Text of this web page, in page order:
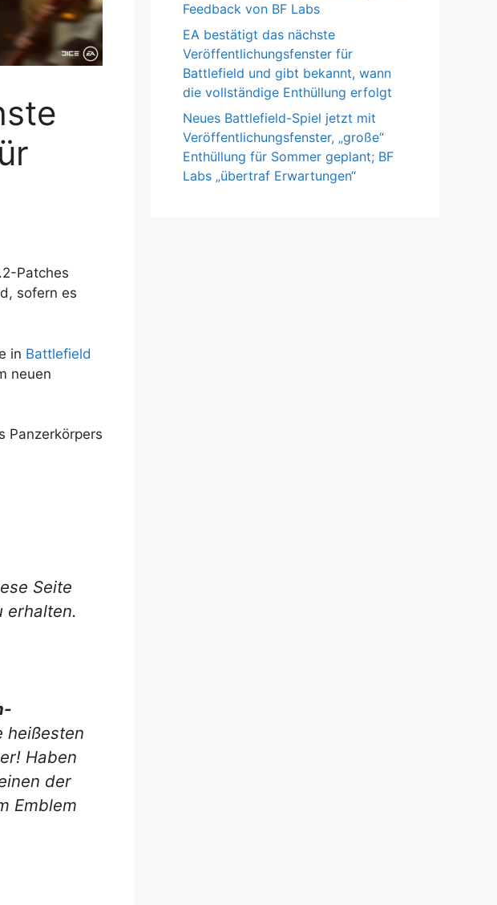
Patches
sofern es
in Battlefield
neuen
Panzerkörpers
Seite
erhalten.
heißesten
Haben
der
Emblem
Feedback von BF Labs
EA bestätigt das nächste
Veröffentlichungsfenster für
Battlefield und gibt bekannt, wann
die vollständige Enthüllung erfolgt
Neues Battlefield-Spiel jetzt mit
Veröffentlichungsfenster, „große“
Enthüllung für Sommer geplant; BF
Labs „übertraf Erwartungen“